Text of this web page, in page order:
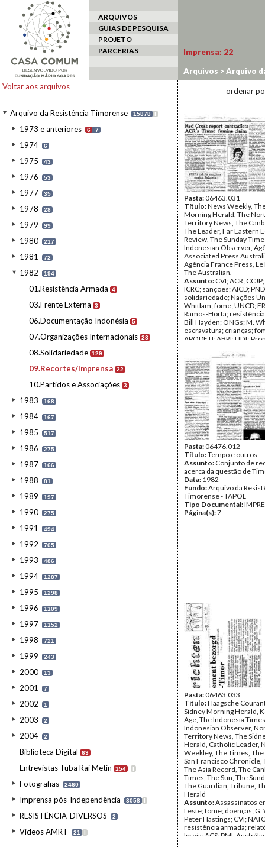
ARQUIVOS
GUIAS DE PESQUISA
PROJETO
PARCERIAS
Voltar aos arquivos
Arquivo da Resistência Timorense 15878 I
1973 e anteriores 6 7
1974 6
1975 43
1976 53
1977 35
1978 28
1979 99
1980 217
1981 72
1982 194
01.Resistência Armada 4
03.Frente Externa 3
06.Documentação Indonésia 5
07.Organizações Internacionais 28
08.Solidariedade 129
09.Recortes/Imprensa 22
10.Partidos e Associações 3
1983 168
1984 167
1985 517
1986 275
1987 166
1988 81
1989 197
1990 275
1991 494
1992 705
1993 486
1994 1287
1995 1298
1996 1109
1997 1152
1998 721
1999 243
2000 13
2001 7
2002 1
2003 2
2004 2
Biblioteca Digital 63
Entrevistas Tuba Rai Metin 154 I
Fotografias 2460
Imprensa pós-Independência 3058 I
RESISTÊNCIA-DIVERSOS 2
Videos AMRT 21 I
Imprensa: 22
Arquivos >Arquivo
ordenar
Pasta:06463.031
Título:News Weekly,
Morning Herald, The
Territory News, The
The Leader, Far Eastern
Review, The Sunday
Indonesian Observer,
Associated Press
Agência France Press,
The Australian.
Assunto: CVI; ACR;
ICRC; sanções; AICD;
solidariedade; Nações
Whitlam; fome; UNCD;
Ramos-Horta;
Bill Hayden; ONGs; M.
escravatura; crianças;
APODETI; ABRI; UDT;
Mochtar; UNGA; Jill
Balsemão; Lord
Ramalho Eanes; Álvaro
Fátima; Papa João Paulo
refugiados; exílio
Data:Agosto de 1980 -
1980
Fundo:Arquivo da
Timorense - TAPOL
Tipo Documental:
Página(s):51
Pasta:06476.012
Título:Tempo e outros
Assunto: Conjunto de
acerca da questão de
Data: 1982
Fundo:Arquivo da
Timorense - TAPOL
Tipo Documental:
Página(s):7
Pasta:06463.033
Título:Haagsche
Sidney Morning Herald,
Age, The Indonesia
Indonesian Observer,
Territory News, The
Herald, Catholic Leader,
Weekley, The Times,
San Francisco Chronicle,
The Asia Record, The
Times, The Sun, The
The Guardian, Tribune,
Herald
Assunto:Assassinatos
Leste; fome; doenças; G.
Peter Hastings; CVI;
resistência armada;
Igreja; ACS; PMI;